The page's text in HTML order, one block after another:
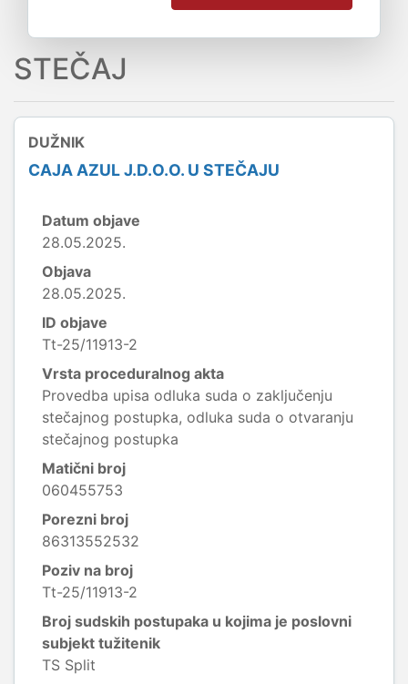
STEČAJ
DUŽNIK
CAJA AZUL J.D.O.O. U STEČAJU
Datum objave
28.05.2025.
Objava
28.05.2025.
ID objave
Tt-25/11913-2
Vrsta proceduralnog akta
Provedba upisa odluka suda o zaključenju
stečajnog postupka, odluka suda o otvaranju
stečajnog postupka
Matični broj
060455753
Porezni broj
86313552532
Poziv na broj
Tt-25/11913-2
Broj sudskih postupaka u kojima je poslovni
subjekt tužitenik
TS Split